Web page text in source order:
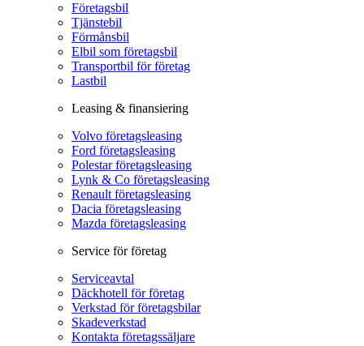
Företagsbil
Tjänstebil
Förmånsbil
Elbil som företagsbil
Transportbil för företag
Lastbil
Leasing & finansiering
Volvo företagsleasing
Ford företagsleasing
Polestar företagsleasing
Lynk & Co företagsleasing
Renault företagsleasing
Dacia företagsleasing
Mazda företagsleasing
Service för företag
Serviceavtal
Däckhotell för företag
Verkstad för företagsbilar
Skadeverkstad
Kontakta företagssäljare